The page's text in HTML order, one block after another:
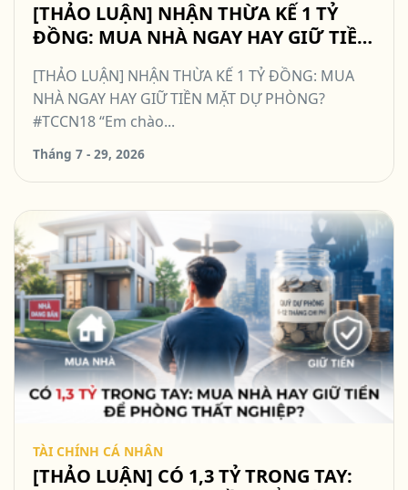
[THẢO LUẬN] NHẬN THỪA KẾ 1 TỶ
ĐỒNG: MUA NHÀ NGAY HAY GIỮ TIỀN
MẶT DỰ PHÒNG? #TCCN18
[THẢO LUẬN] NHẬN THỪA KẾ 1 TỶ ĐỒNG: MUA
NHÀ NGAY HAY GIỮ TIỀN MẶT DỰ PHÒNG?
#TCCN18 “Em chào...
Tháng 7 - 29, 2026
TÀI CHÍNH CÁ NHÂN
[THẢO LUẬN] CÓ 1,3 TỶ TRONG TAY: